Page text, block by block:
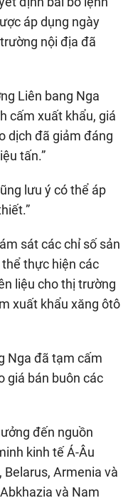
áp dụng ngày
nội địa đã
Liên bang Nga
cấm xuất khẩu, giá
dịch đã giảm đáng
tấn.”
lưu ý có thể áp
sát các chỉ số sản
thực hiện các
liệu cho thị trường
xuất khẩu xăng ôtô
Nga đã tạm cấm
giá bán buôn các
đến nguồn
kinh tế Á-Âu
Belarus, Armenia và
và Nam